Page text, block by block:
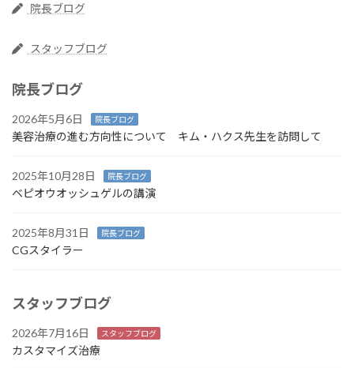
院長ブログ
スタッフブログ
院長ブログ
2026年5月6日 院長ブログ
美容治療の進む方向性について キム・ハクス先生を訪問して
2025年10月28日 院長ブログ
ベピオウオッシュゲルの講演
2025年8月31日 院長ブログ
CGスタイラー
スタッフブログ
2026年7月16日 スタッフブログ
カスタマイズ治療